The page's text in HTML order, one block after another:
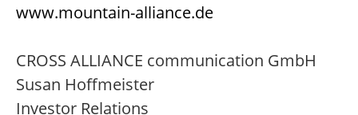
www.mountain-alliance.de
CROSS ALLIANCE communication GmbH
Susan Hoffmeister
Investor Relations